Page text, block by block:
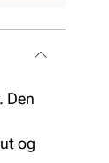
Den
og